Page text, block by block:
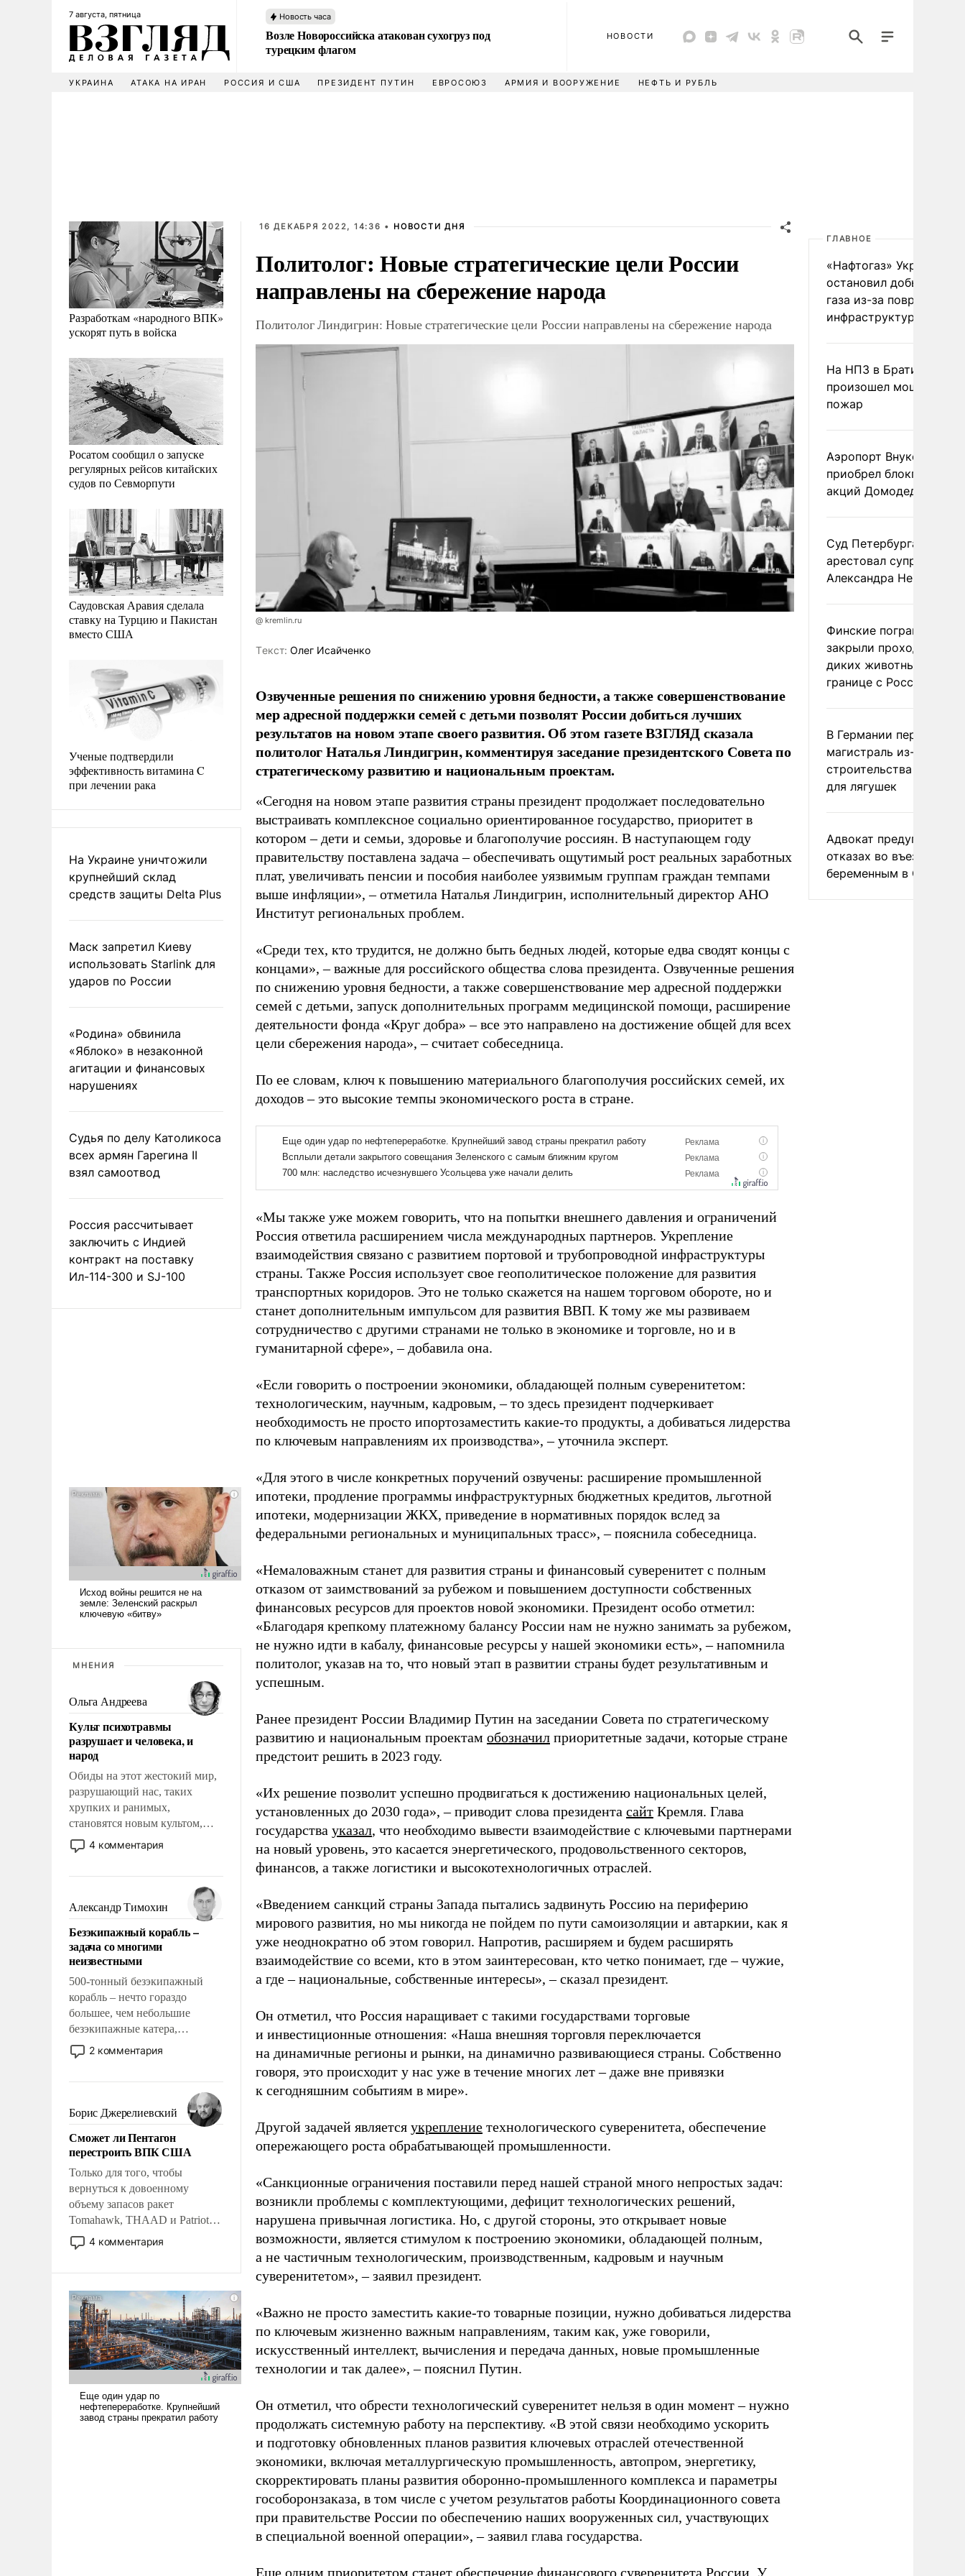
7 августа, пятница Новость часа
Возле Новороссийска атакован сухогруз под
турецким флагом
НОВОСТИ
УКРАИНА АТАКА НА ИРАН РОССИЯ И США ПРЕЗИДЕНТ ПУТИН ЕВРОСОЮЗ АРМИЯ И ВООРУЖЕНИЕ НЕФТЬ И РУБЛЬ
Разработкам «народного ВПК»
ускорят путь в войска
Росатом сообщил о запуске
регулярных рейсов китайских
судов по Севморпути
Саудовская Аравия сделала
ставку на Турцию и Пакистан
вместо США
Ученые подтвердили
эффективность витамина C
при лечении рака
На Украине уничтожили
крупнейший склад
средств защиты Delta Plus
Маск запретил Киеву
использовать Starlink для
ударов по России
«Родина» обвинила
«Яблоко» в незаконной
агитации и финансовых
нарушениях
Судья по делу Католикоса
всех армян Гарегина II
взял самоотвод
Россия рассчитывает
заключить с Индией
контракт на поставку
Ил-114-300 и SJ-100
МНЕНИЯ
Ольга Андреева
Культ психотравмы
разрушает и человека, и
народ
Обиды на этот жестокий мир,
разрушающий нас, таких
хрупких и ранимых,
становятся новым культом,
постепенно вытесняя и
отменяя традиционное
мужественным и твердым под
ударами судьбы, брать на себя
ответственность, помогать
слабым, идти вперед и
адаптироваться.
4 комментария
Александр Тимохин
Безэкипажный корабль –
задача со многими
неизвестными
500-тонный безэкипажный
корабль – нечто гораздо
большее, чем небольшие
безэкипажные катера,
применение которых уже
стало обыденностью. Задача по
сложна и амбициозна. Однако
и ее реализация радикально
поднимет наши боевые
возможности.
2 комментария
Борис Джерелиевский
Сможет ли Пентагон
перестроить ВПК США
Только для того, чтобы
вернуться к довоенному
объему запасов ракет
Tomahawk, THAAD и Patriot
США потребуется более трех
лет. Даже небольшая война с
Сложившаяся ситуация
означает многолетний период
уязвимости США, например,
перед Китаем.
4 комментария
16 ДЕКАБРЯ 2022, 14:36 • НОВОСТИ ДНЯ
Политолог: Новые стратегические цели России
направлены на сбережение народа
Политолог Линдигрин: Новые стратегические цели России направлены на сбережение народа
@ kremlin.ru
Tекст: Олег Исайченко
Озвученные решения по снижению уровня бедности, а также совершенствование
мер адресной поддержки семей с детьми позволят России добиться лучших
результатов на новом этапе своего развития. Об этом газете ВЗГЛЯД сказала
политолог Наталья Линдигрин, комментируя заседание президентского Совета по
стратегическому развитию и национальным проектам.
«Сегодня на новом этапе развития страны президент продолжает последовательно
выстраивать комплексное социально ориентированное государство, приоритет в
котором – дети и семьи, здоровье и благополучие россиян. В наступающем году
правительству поставлена задача – обеспечивать ощутимый рост реальных заработных
плат, увеличивать пенсии и пособия наиболее уязвимым группам граждан темпами
выше инфляции», – отметила Наталья Линдигрин, исполнительный директор АНО
Институт региональных проблем.
«Среди тех, кто трудится, не должно быть бедных людей, которые едва сводят концы с
концами», – важные для российского общества слова президента. Озвученные решения
по снижению уровня бедности, а также совершенствование мер адресной поддержки
семей с детьми, запуск дополнительных программ медицинской помощи, расширение
деятельности фонда «Круг добра» – все это направлено на достижение общей для всех
цели сбережения народа», – считает собеседница.
По ее словам, ключ к повышению материального благополучия российских семей, их
доходов – это высокие темпы экономического роста в стране.
«Мы также уже можем говорить, что на попытки внешнего давления и ограничений
Россия ответила расширением числа международных партнеров. Укрепление
взаимодействия связано с развитием портовой и трубопроводной инфраструктуры
страны. Также Россия использует свое геополитическое положение для развития
транспортных коридоров. Это не только скажется на нашем торговом обороте, но и
станет дополнительным импульсом для развития ВВП. К тому же мы развиваем
сотрудничество с другими странами не только в экономике и торговле, но и в
гуманитарной сфере», – добавила она.
«Если говорить о построении экономики, обладающей полным суверенитетом:
технологическим, научным, кадровым, – то здесь президент подчеркивает
необходимость не просто ипортозаместить какие-то продукты, а добиваться лидерства
по ключевым направлениям их производства», – уточнила эксперт.
«Для этого в числе конкретных поручений озвучены: расширение промышленной
ипотеки, продление программы инфраструктурных бюджетных кредитов, льготной
ипотеки, модернизации ЖКХ, приведение в нормативных порядок вслед за
федеральными региональных и муниципальных трасс», – пояснила собеседница.
«Немаловажным станет для развития страны и финансовый суверенитет с полным
отказом от заимствований за рубежом и повышением доступности собственных
финансовых ресурсов для проектов новой экономики. Президент особо отметил:
«Благодаря крепкому платежному балансу России нам не нужно занимать за рубежом,
не нужно идти в кабалу, финансовые ресурсы у нашей экономики есть», – напомнила
политолог, указав на то, что новый этап в развитии страны будет результативным и
успешным.
Ранее президент России Владимир Путин на заседании Совета по стратегическому
развитию и национальным проектам обозначил приоритетные задачи, которые стране
предстоит решить в 2023 году.
«Их решение позволит успешно продвигаться к достижению национальных целей,
установленных до 2030 года», – приводит слова президента сайт Кремля. Глава
государства указал, что необходимо вывести взаимодействие с ключевыми партнерами
на новый уровень, это касается энергетического, продовольственного секторов,
финансов, а также логистики и высокотехнологичных отраслей.
«Введением санкций страны Запада пытались задвинуть Россию на периферию
мирового развития, но мы никогда не пойдем по пути самоизоляции и автаркии, как я
уже неоднократно об этом говорил. Напротив, расширяем и будем расширять
взаимодействие со всеми, кто в этом заинтересован, кто четко понимает, где – чужие,
а где – национальные, собственные интересы», – сказал президент.
Он отметил, что Россия наращивает с такими государствами торговые
и инвестиционные отношения: «Наша внешняя торговля переключается
на динамичные регионы и рынки, на динамично развивающиеся страны. Собственно
говоря, это происходит у нас уже в течение многих лет – даже вне привязки
к сегодняшним событиям в мире».
Другой задачей является укрепление технологического суверенитета, обеспечение
опережающего роста обрабатывающей промышленности.
«Санкционные ограничения поставили перед нашей страной много непростых задач:
возникли проблемы с комплектующими, дефицит технологических решений,
нарушена привычная логистика. Но, с другой стороны, это открывает новые
возможности, является стимулом к построению экономики, обладающей полным,
а не частичным технологическим, производственным, кадровым и научным
суверенитетом», – заявил президент.
«Важно не просто заместить какие-то товарные позиции, нужно добиваться лидерства
по ключевым жизненно важным направлениям, таким как, уже говорили,
искусственный интеллект, вычисления и передача данных, новые промышленные
технологии и так далее», – пояснил Путин.
Он отметил, что обрести технологический суверенитет нельзя в один момент – нужно
продолжать системную работу на перспективу. «В этой связи необходимо ускорить
и подготовку обновленных планов развития ключевых отраслей отечественной
экономики, включая металлургическую промышленность, автопром, энергетику,
скорректировать планы развития оборонно-промышленного комплекса и параметры
гособоронзаказа, в том числе с учетом результатов работы Координационного совета
при правительстве России по обеспечению наших вооруженных сил, участвующих
в специальной военной операции», – заявил глава государства.
Еще одним приоритетом станет обеспечение финансового суверенитета России. У
ГЛАВНОЕ
«Нафтогаз» Украины
остановил добычу
газа из-за повреждения
инфраструктуры
На НПЗ в Братиславе
произошел мощный
пожар
Аэропорт Внуково
приобрел блокпакет
акций Домодедово
Суд Петербурга заочно
арестовал супругу
Александра Невзорова
Финские пограничники
закрыли проходы для
диких животных на
границе с Россией
В Германии перекрыли
магистраль из-за
строительства
для лягушек
Адвокат предупредил
отказах во въезде
беременным в США